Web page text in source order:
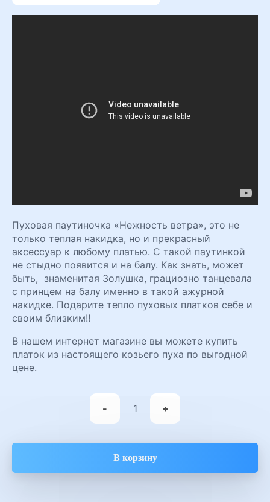
Пуховая паутиночка «Нежность ветра», это не
только теплая накидка, но и прекрасный
аксессуар к любому платью. С такой паутинкой
не стыдно появится и на балу. Как знать, может
быть, знаменитая Золушка, грациозно танцевала
с принцем на балу именно в такой ажурной
накидке. Подарите тепло пуховых платков себе и
своим близким!!
В нашем интернет магазине вы можете купить
платок из настоящего козьего пуха по выгодной
цене.
-
Количество
товара
паутинка
ветра
+
В корзину